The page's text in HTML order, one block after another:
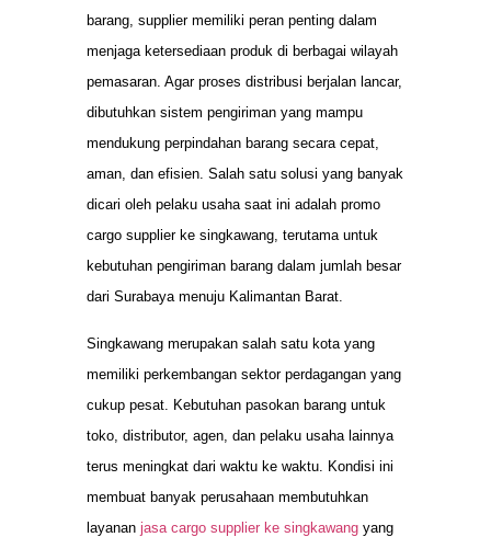
barang, supplier memiliki peran penting dalam
menjaga ketersediaan produk di berbagai wilayah
pemasaran. Agar proses distribusi berjalan lancar,
dibutuhkan sistem pengiriman yang mampu
mendukung perpindahan barang secara cepat,
aman, dan efisien. Salah satu solusi yang banyak
dicari oleh pelaku usaha saat ini adalah promo
cargo supplier ke singkawang, terutama untuk
kebutuhan pengiriman barang dalam jumlah besar
dari Surabaya menuju Kalimantan Barat.
Singkawang merupakan salah satu kota yang
memiliki perkembangan sektor perdagangan yang
cukup pesat. Kebutuhan pasokan barang untuk
toko, distributor, agen, dan pelaku usaha lainnya
terus meningkat dari waktu ke waktu. Kondisi ini
membuat banyak perusahaan membutuhkan
layanan jasa cargo supplier ke singkawang yang